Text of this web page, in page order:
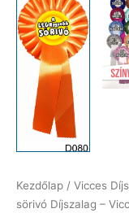
Kezdőlap / Vicces
sörivó Díjszalag –